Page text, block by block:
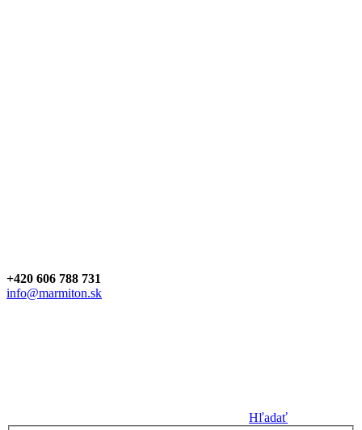
+420 606 788 731
info@marmiton.sk
Hľadať